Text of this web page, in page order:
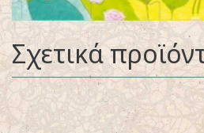
Σχετικά